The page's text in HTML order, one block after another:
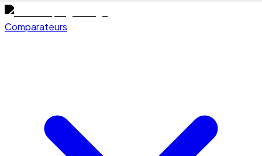
Comparateurs